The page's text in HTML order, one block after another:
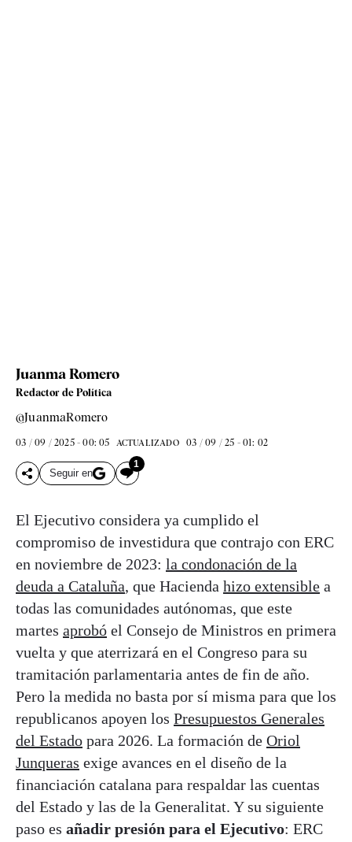
Juanma Romero
Redactor de Política
@JuanmaRomero
03 / 09 / 2025 - 00: 05 ACTUALIZADO 03 / 09 / 25 - 01: 02
Seguir en
1
El Ejecutivo considera ya cumplido el
compromiso de investidura que contrajo con ERC
en noviembre de 2023: la condonación de la
deuda a Cataluña, que Hacienda hizo extensible a
todas las comunidades autónomas, que este
martes aprobó el Consejo de Ministros en primera
vuelta y que aterrizará en el Congreso para su
tramitación parlamentaria antes de fin de año.
Pero la medida no basta por sí misma para que los
republicanos apoyen los Presupuestos Generales
del Estado para 2026. La formación de Oriol
Junqueras exige avances en el diseño de la
financiación catalana para respaldar las cuentas
del Estado y las de la Generalitat. Y su siguiente
paso es añadir presión para el Ejecutivo: ERC